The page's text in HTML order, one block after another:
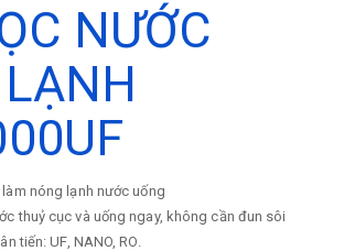
NƯỚC
nóng lạnh nước uống
thuỷ cục và uống ngay, không cần đun sôi
tiến: UF, NANO, RO.